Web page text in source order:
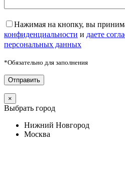
Нажимая на кнопку, вы
конфиденциальности и даете
персональных данных
*Обязательно для заполнения
×
Выбрать город
Нижний Новгород
Москва